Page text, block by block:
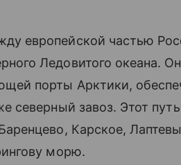
европейской частью
Ледовитого океана.
порты Арктики,
северный завоз. Этот
Карское,
морю.